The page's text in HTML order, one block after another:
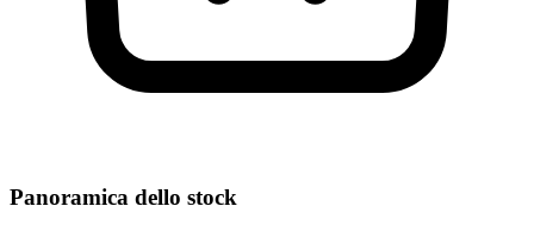
Panoramica dello stock